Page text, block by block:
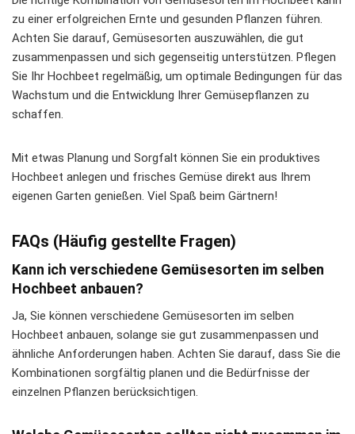
zu einer erfolgreichen Ernte und gesunden Pflanzen führen.
Achten Sie darauf, Gemüsesorten auszuwählen, die gut
zusammenpassen und sich gegenseitig unterstützen. Pflegen
Sie Ihr Hochbeet regelmäßig, um optimale Bedingungen für das
Wachstum und die Entwicklung Ihrer Gemüsepflanzen zu
schaffen.
Mit etwas Planung und Sorgfalt können Sie ein produktives
Hochbeet anlegen und frisches Gemüse direkt aus Ihrem
eigenen Garten genießen. Viel Spaß beim Gärtnern!
FAQs (Häufig gestellte Fragen)
Kann ich verschiedene Gemüsesorten im selben
Hochbeet anbauen?
Ja, Sie können verschiedene Gemüsesorten im selben
Hochbeet anbauen, solange sie gut zusammenpassen und
ähnliche Anforderungen haben. Achten Sie darauf, dass Sie die
Kombinationen sorgfältig planen und die Bedürfnisse der
einzelnen Pflanzen berücksichtigen.